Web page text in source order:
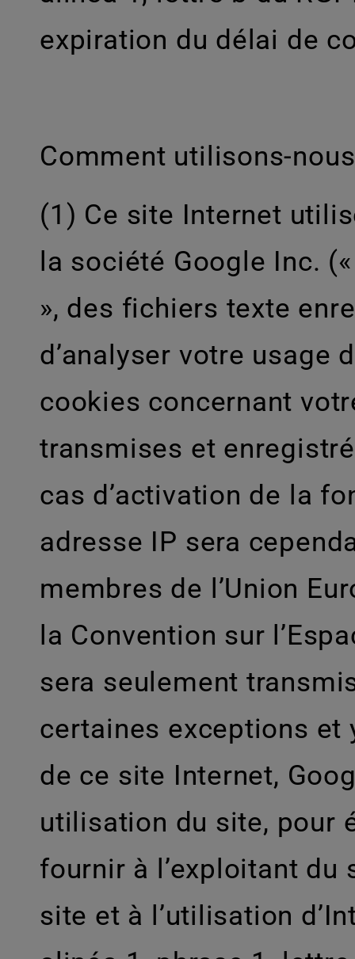
expiration du délai de
Comment utilisons-
(1) Ce site Internet
la société Google Inc.
», des fichiers texte
d’analyser votre
cookies concernant
transmises et
cas d’activation de la
adresse IP sera
membres de l’Union
la Convention sur
sera seulement
certaines exceptions et
de ce site Internet,
utilisation du site, pour
fournir à l’exploitant du
site et à l’utilisation